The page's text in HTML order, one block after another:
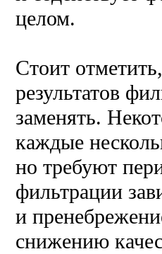
целом.
Стоит
результатов
заменять.
каждые
но требуют
фильтрации
и
снижению